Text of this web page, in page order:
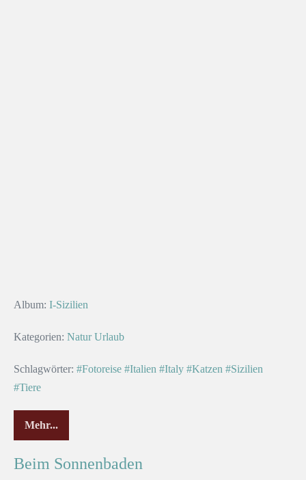
Album: I-Sizilien
Kategorien: Natur Urlaub
Schlagwörter: #Fotoreise #Italien #Italy #Katzen #Sizilien
#Tiere
Mehr...
Beim Sonnenbaden